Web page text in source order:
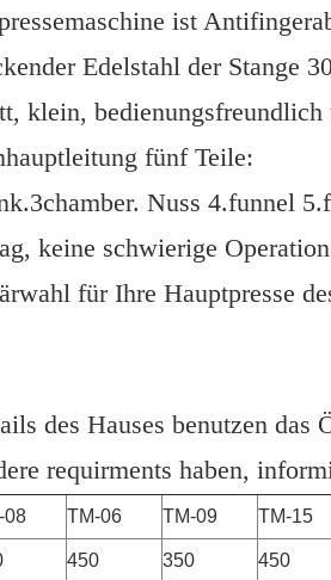
ist
Edelstahl der Stange
klein,
fünf Teile:
Nuss 4.funnel
keine schwierige Operation
für Ihre Hauptpresse
des Hauses benutzen das
requirments haben,
08 TM-06 TM-09 TM-15
450 350 450